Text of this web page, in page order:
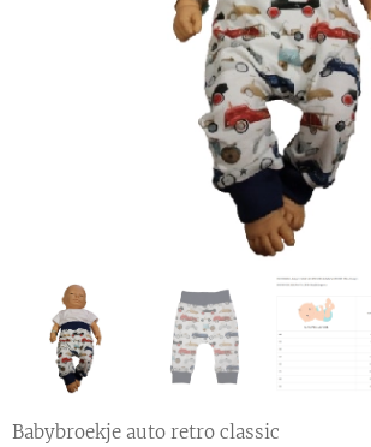
Babybroekje auto retro classic